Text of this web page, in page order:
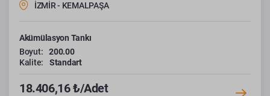
İZMİR - KEMALPAŞA
Akümülasyon Tankı
Boyut:
200.00
Kalite:
Standart
18.406,16 ₺/Adet